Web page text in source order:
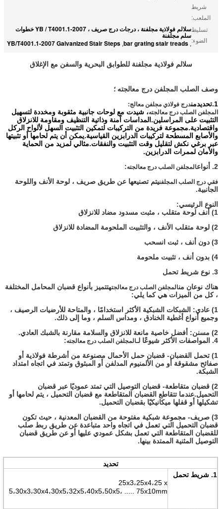
شريط
الملعب:
تسليط
الضوء:
سلالم فولاذية مجلفنة ، درجات درج صريف ، YB / T4001.1-2007 خطوات
سلم مجلفنة
,
bar grating stair treads
,
YB/T4001.1-2007 Galvanized Stair Steps
سلالم فولاذية مجلفنة للطوابق البحرية والسفن مع الإغلاق
وصف الصلب المجلفن درج معالجته ؛
1. تحديدمندرج فولاذي مجلفن معالج:
المجلفن الصلب درج معالجته، شيدت مع لوحات جانبية مثقوبة ومخددة لتسهيل
التثبيت على المراسلين.المداسات آمنة وذاتية التنظيف ومقاومة للانزلاق
واقتصادية.مجموعة فريدة من التركيبات لتمكين التثبيت السهل لألواح الركل
والأصابع المسطحة لتركيبات الدرابزين القياسية.يمكن أن يتم لحامها أو تثبيتها
عبر برغي نكش لتقليل وقت التثبيت والنفقات.مثالي لمزيد من الحماية
والأمان لممرات الدرابزين.
2. أنواع
المجلفن الصلب درج معالجته:
فقي درج الصلب المجلفنيتم تصنيعها عن طريق صريف ، لوحة الأنف واللوحة
الجانبية.
النوع الرئيسي:
1) أنف لوحة متقلب ، مثبت مسدود مضاد للانزلاق
2) لوحة متقلب الأنف ، والتثبيت الملحومة المضادة للانزلاق
3) دون أنف ، ثبت انسحب
4) بدون أنف ، تثبيت ملحومة
3. نوع شريط تحمل
هناك نوعان منالمجلفن الصلب درج معالجتهتتميز بأنواع قضبان المحامل المختلفة
، كل من الميزات هي كما يلي:
1) عادي: الشبكات الشبكية الأكثر استخدامًا ، والمتاحة للأرضيات الرصيف ،
وجميع أنواع أغطية الخنادق ، ومداس السلم ، وما إلى ذلك.
2) مسنن: أفضل خاصية مانعة للانزلاق والسلامة مقارنة بالشبك العادي.
4. المواصفات الأكثر شيوعًا لـ
المجلفن الصلب درج معالجته:
1) تحمل القضبان
- قضبان حمل الأحمال مصنوعة من أشرطة فولاذية أو
صفائح مشقوقة أو من الألمنيوم المدلفن أو المبثوق وتمتد في اتجاه امتداد
الشبكة.
2) قضبان متقاطعة
- قضبان التوصيل التي تمتد عموديًا عبر قضبان
التحميل.عندما تتقاطع القضبان المتقاطعة مع قضبان التحميل ، يتم لحامها أو
تشكيلها أو قفلها ميكانيكيًا بقضبان التحميل.
3) صريف
- مجموعة شبكية مفتوحة من القضبان المعدنية ، حيث تكون
قضبان التحميل التي تعمل في اتجاه واحد متباعدة عن طريق ربط صلب
للقضبان المتقاطعة التي تعمل بشكل عمودي عليها أو عن طريق قضبان
التوصيل المثنية الممتدة بينها.
تحديد
1. شريط تحمل
25x3،25x4،25 x
5،30x3،30x4،30x5،32x5،40x5،50x5، ..... 75x10mm